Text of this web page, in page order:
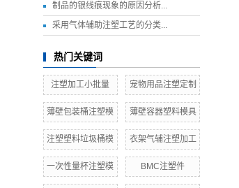
制品的银线痕现象的原因分析...
采用气体辅助注塑工艺的分类...
热门关键词
注塑加工小批量 宠物用品注塑定制
薄壁包装桶注塑模 薄壁容器塑料模具
注塑塑料垃圾桶模 衣架气辅注塑加工
一次性量杯注塑模 BMC注塑件